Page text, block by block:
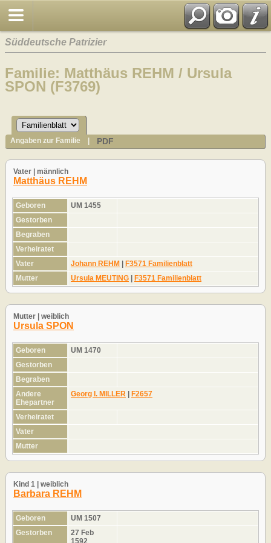
Süddeutsche Patrizier
Familie: Matthäus REHM / Ursula
SPON (F3769)
Angaben zur Familie PDF
Vater | männlich
Matthäus REHM
Geboren
UM 1455
Gestorben
Begraben
Verheiratet
Vater
Johann REHM | F3571 Familienblatt
Mutter
Ursula MEUTING | F3571 Familienblatt
Mutter | weiblich
Ursula SPON
Geboren
UM 1470
Gestorben
Begraben
Andere
Ehepartner
Georg I. MILLER | F2657
Verheiratet
Vater
Mutter
Kind 1 | weiblich
Barbara REHM
Geboren
UM 1507
Gestorben
27 Feb
1592